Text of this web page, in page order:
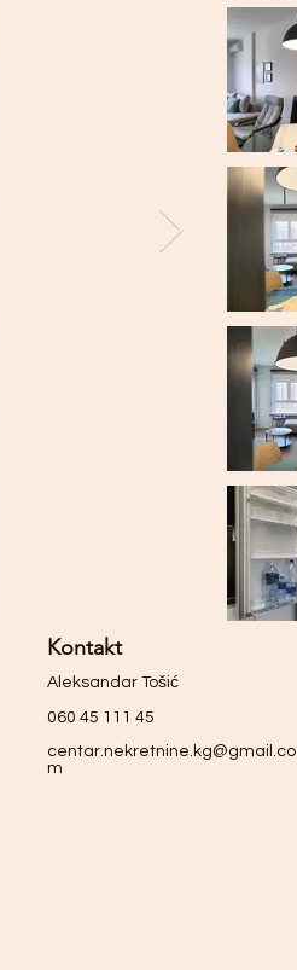
Kontakt
Aleksandar Tošić
060 45 111 45
centar.nekretnine.kg@gmail.co
m